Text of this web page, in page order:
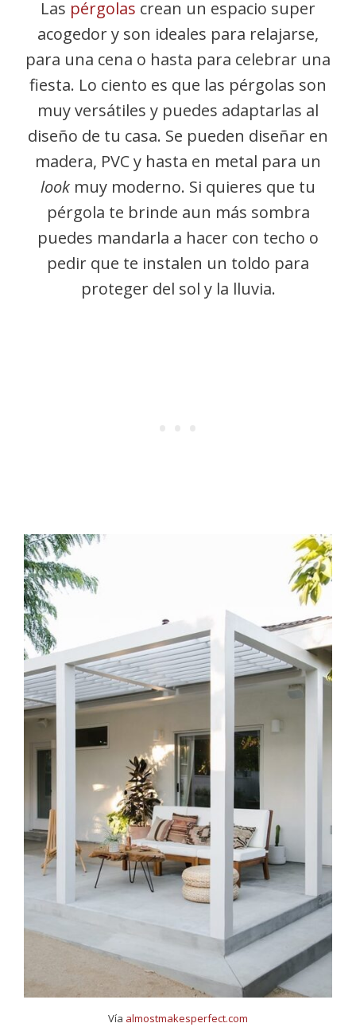
Las pérgolas crean un espacio super
acogedor y son ideales para relajarse,
para una cena o hasta para celebrar una
fiesta. Lo ciento es que las pérgolas son
muy versátiles y puedes adaptarlas al
diseño de tu casa. Se pueden diseñar en
madera, PVC y hasta en metal para un
look muy moderno. Si quieres que tu
pérgola te brinde aun más sombra
puedes mandarla a hacer con techo o
pedir que te instalen un toldo para
proteger del sol y la lluvia.
Vía almostmakesperfect.com